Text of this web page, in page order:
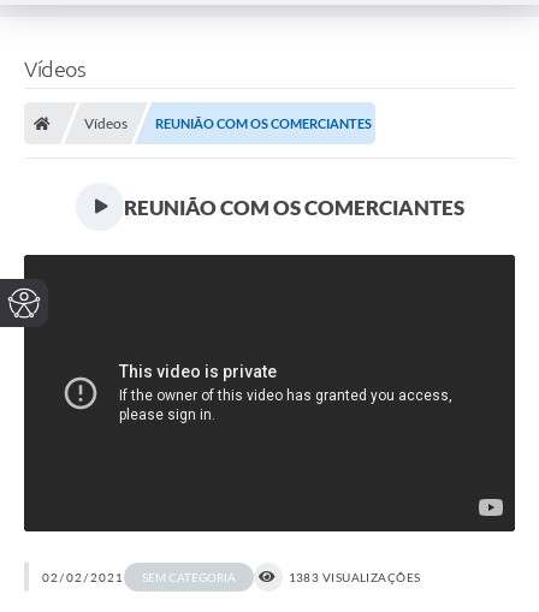
Vídeos
Vídeos REUNIÃO COM OS COMERCIANTES
REUNIÃO COM OS COMERCIANTES
02/02/2021 SEM CATEGORIA 1383 VISUALIZAÇÕES